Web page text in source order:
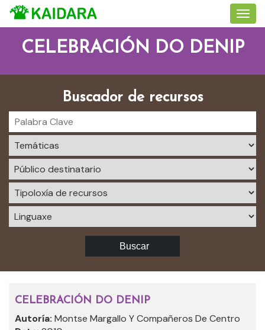
CELEBRACIÓN DO DENIP
Buscador de recursos
Buscar
CELEBRACIÓN DO DENIP
Autoría: Montse Margallo Y Compañeros De Centro